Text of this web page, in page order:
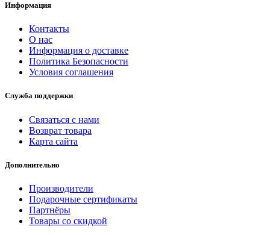
Информация
Контакты
О нас
Информация о доставке
Политика Безопасности
Условия соглашения
Служба поддержки
Связаться с нами
Возврат товара
Карта сайта
Дополнительно
Производители
Подарочные сертификаты
Партнёры
Товары со скидкой